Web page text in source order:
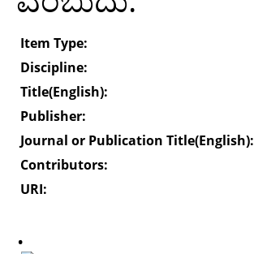
Item Type:
Discipline:
Title(English):
Publisher:
Journal or Publication Title(English):
Contributors:
URI:
.